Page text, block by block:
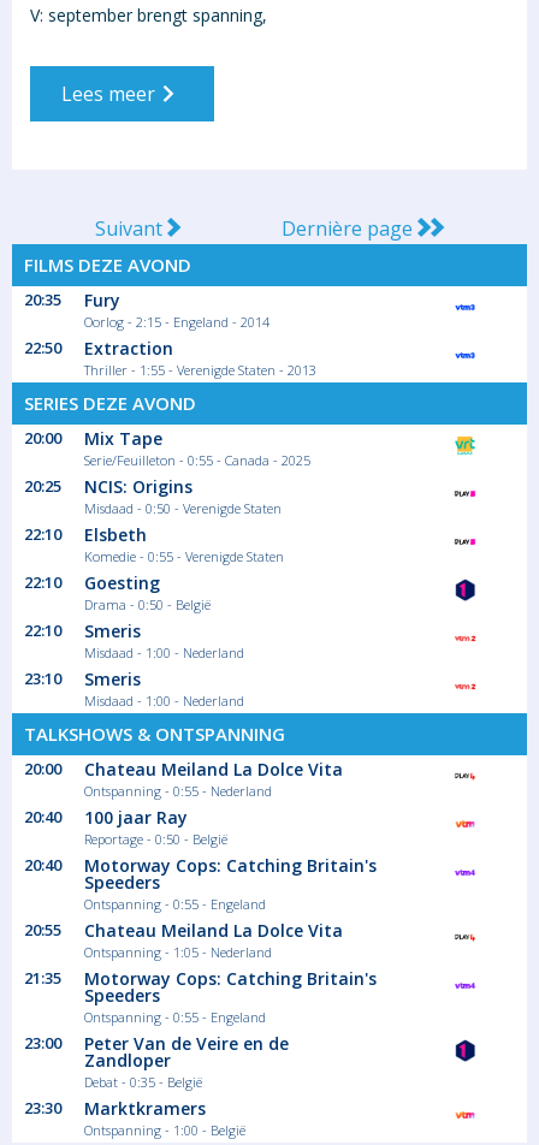
V: september brengt spanning,
Lees meer
Suivant Dernière page
FILMS DEZE AVOND
20:35 Fury
Oorlog - 2:15 - Engeland - 2014
22:50 Extraction
Thriller - 1:55 - Verenigde Staten - 2013
SERIES DEZE AVOND
20:00 Mix Tape
Serie/Feuilleton - 0:55 - Canada - 2025
20:25 NCIS: Origins
Misdaad - 0:50 - Verenigde Staten
22:10 Elsbeth
Komedie - 0:55 - Verenigde Staten
22:10 Goesting
Drama - 0:50 - België
22:10 Smeris
Misdaad - 1:00 - Nederland
23:10 Smeris
Misdaad - 1:00 - Nederland
TALKSHOWS & ONTSPANNING
20:00 Chateau Meiland La Dolce Vita
Ontspanning - 0:55 - Nederland
20:40 100 jaar Ray
Reportage - 0:50 - België
20:40 Motorway Cops: Catching Britain's
Speeders
Ontspanning - 0:55 - Engeland
20:55 Chateau Meiland La Dolce Vita
Ontspanning - 1:05 - Nederland
21:35 Motorway Cops: Catching Britain's
Speeders
Ontspanning - 0:55 - Engeland
23:00 Peter Van de Veire en de
Zandloper
Debat - 0:35 - België
23:30 Marktkramers
Ontspanning - 1:00 - België